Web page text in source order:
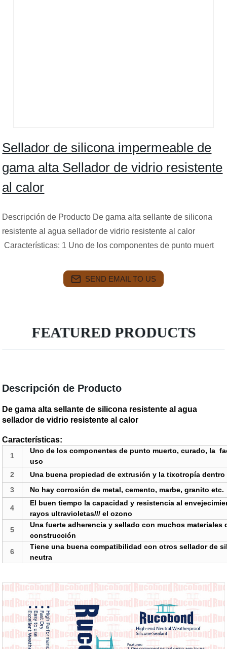
Sellador de silicona impermeable de
gama alta Sellador de vidrio resistente
al calor
Descripción de Producto De gama alta sellante de silicona
resistente al agua sellador de vidrio resistente al calor
Características: 1 Uno de los componentes de punto muert
SEND EMAIL TO US
FEATURED PRODUCTS
Descripción de Producto
De gama alta sellante de silicona resistente al agua
sellador de vidrio resistente al calor
Características:
1
Uno de los componentes de punto muerto, curado, la
uso
2
Una buena propiedad de extrusión y la tixotropía dentro
3
No hay corrosión de metal, cemento, marbe, granito etc.
4
El buen tiempo la capacidad y resistencia al
rayos ultravioletas/// el ozono
5
Una fuerte adherencia y sellado con muchos materiales
construcción
6
Tiene una buena compatibilidad con otros sellador de
neutra